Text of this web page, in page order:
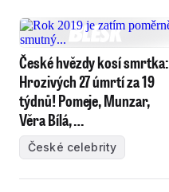
České hvězdy kosí smrtka:
Hrozivých 27 úmrtí za 19
týdnů! Pomeje, Munzar,
Věra Bílá, …
České celebrity